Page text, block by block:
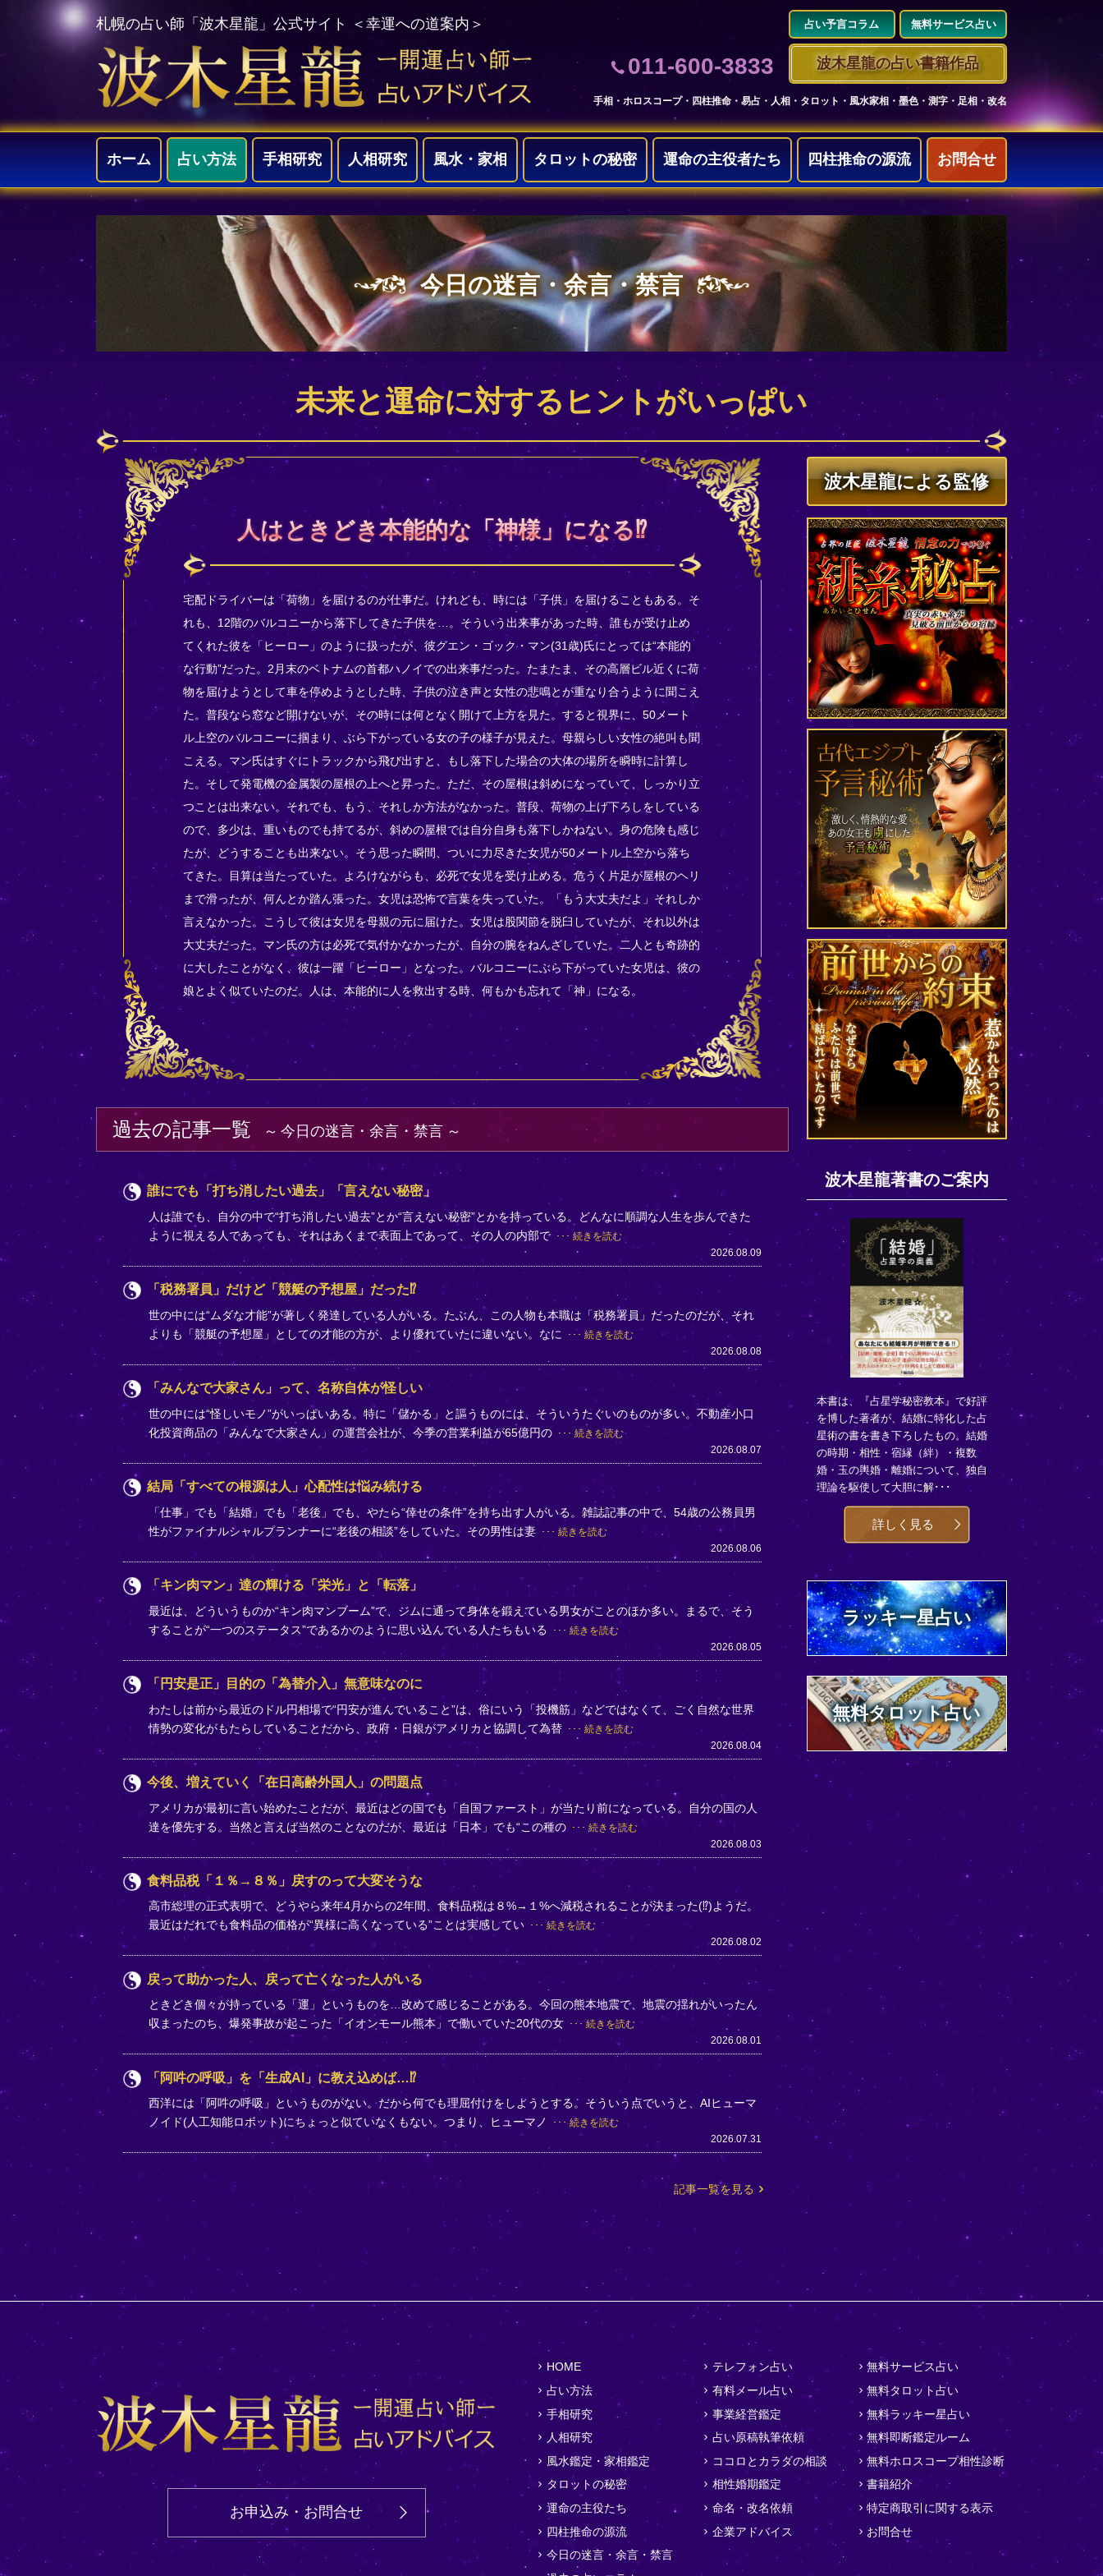
札幌の占い師「波木星龍」公式サイト ＜幸運への道案内＞
011-600-3833
占い予言コラム 無料サービス占い
波木星龍の占い書籍作品
手相・ホロスコープ・四柱推命・易占・人相・タロット・風水家相・墨色・測字・足相・改名
ホーム 占い方法 手相研究 人相研究 風水・家相 タロットの秘密 運命の主役者たち 四柱推命の源流 お問合せ
今日の迷言・余言・禁言
未来と運命に対するヒントがいっぱい
人はときどき本能的な「神様」になる⁉
宅配ドライバーは「荷物」を届けるのが仕事だ。けれども、時には「子供」を届けることもある。そ
れも、12階のバルコニーから落下してきた子供を…。そういう出来事があった時、誰もが受け止め
てくれた彼を「ヒーロー」のように扱ったが、彼グエン・ゴック・マン(31歳)氏にとっては“本能的
な行動”だった。2月末のベトナムの首都ハノイでの出来事だった。たまたま、その高層ビル近くに荷
物を届けようとして車を停めようとした時、子供の泣き声と女性の悲鳴とが重なり合うように聞こえ
た。普段なら窓など開けないが、その時には何となく開けて上方を見た。すると視界に、50メート
ル上空のバルコニーに掴まり、ぶら下がっている女の子の様子が見えた。母親らしい女性の絶叫も聞
こえる。マン氏はすぐにトラックから飛び出すと、もし落下した場合の大体の場所を瞬時に計算し
た。そして発電機の金属製の屋根の上へと昇った。ただ、その屋根は斜めになっていて、しっかり立
つことは出来ない。それでも、もう、それしか方法がなかった。普段、荷物の上げ下ろしをしている
ので、多少は、重いものでも持てるが、斜めの屋根では自分自身も落下しかねない。身の危険も感じ
たが、どうすることも出来ない。そう思った瞬間、ついに力尽きた女児が50メートル上空から落ち
てきた。目算は当たっていた。よろけながらも、必死で女児を受け止める。危うく片足が屋根のヘリ
まで滑ったが、何んとか踏ん張った。女児は恐怖で言葉を失っていた。「もう大丈夫だよ」それしか
言えなかった。こうして彼は女児を母親の元に届けた。女児は股関節を脱臼していたが、それ以外は
大丈夫だった。マン氏の方は必死で気付かなかったが、自分の腕をねんざしていた。二人とも奇跡的
に大したことがなく、彼は一躍「ヒーロー」となった。バルコニーにぶら下がっていた女児は、彼の
娘とよく似ていたのだ。人は、本能的に人を救出する時、何もかも忘れて「神」になる。
過去の記事一覧 今日の迷言・余言・禁言
誰にでも「打ち消したい過去」「言えない秘密」
人は誰でも、自分の中で“打ち消したい過去”とか“言えない秘密”とかを持っている。どんなに順調な人生を歩んできた
ように視える人であっても、それはあくまで表面上であって、その人の内部で
続きを読む
2026.08.09
「税務署員」だけど「競艇の予想屋」だった⁉
世の中には“ムダな才能”が著しく発達している人がいる。たぶん、この人物も本職は「税務署員」だったのだが、それ
よりも「競艇の予想屋」としての才能の方が、より優れていたに違いない。なに
続きを読む
2026.08.08
「みんなで大家さん」って、名称自体が怪しい
世の中には“怪しいモノ”がいっぱいある。特に「儲かる」と謳うものには、そういうたぐいのものが多い。不動産小口
化投資商品の「みんなで大家さん」の運営会社が、今季の営業利益が65億円の
続きを読む
2026.08.07
結局「すべての根源は人」心配性は悩み続ける
「仕事」でも「結婚」でも「老後」でも、やたら“倖せの条件”を持ち出す人がいる。雑誌記事の中で、54歳の公務員男
性がファイナルシャルプランナーに“老後の相談”をしていた。その男性は妻
続きを読む
2026.08.06
「キン肉マン」達の輝ける「栄光」と「転落」
最近は、どういうものか“キン肉マンブーム”で、ジムに通って身体を鍛えている男女がことのほか多い。まるで、そう
することが“一つのステータス”であるかのように思い込んでいる人たちもいる
続きを読む
2026.08.05
「円安是正」目的の「為替介入」無意味なのに
わたしは前から最近のドル円相場で“円安が進んでいること”は、俗にいう「投機筋」などではなくて、ごく自然な世界
情勢の変化がもたらしていることだから、政府・日銀がアメリカと協調して為替
続きを読む
2026.08.04
今後、増えていく「在日高齢外国人」の問題点
アメリカが最初に言い始めたことだが、最近はどの国でも「自国ファースト」が当たり前になっている。自分の国の人
達を優先する。当然と言えば当然のことなのだが、最近は「日本」でも“この種の
続きを読む
2026.08.03
食料品税「１％→８％」戻すのって大変そうな
高市総理の正式表明で、どうやら来年4月からの2年間、食料品税は８%→１%へ減税されることが決まった(⁉)ようだ。
最近はだれでも食料品の価格が“異様に高くなっている”ことは実感してい
続きを読む
2026.08.02
戻って助かった人、戻って亡くなった人がいる
ときどき個々が持っている「運」というものを…改めて感じることがある。今回の熊本地震で、地震の揺れがいったん
収まったのち、爆発事故が起こった「イオンモール熊本」で働いていた20代の女
続きを読む
2026.08.01
「阿吽の呼吸」を「生成AI」に教え込めば…⁉
西洋には「阿吽の呼吸」というものがない。だから何でも理屈付けをしようとする。そういう点でいうと、AIヒューマ
ノイド(人工知能ロボット)にちょっと似ていなくもない。つまり、ヒューマノ
続きを読む
2026.07.31
記事一覧を見る
波木星龍による監修
波木星龍著書のご案内
本書は、『占星学秘密教本』で好評
を博した著者が、結婚に特化した占
星術の書を書き下ろしたもの。結婚
の時期・相性・宿縁（絆）・複数
婚・玉の輿婚・離婚について、独自
理論を駆使して大胆に解･･･
詳しく見る
ラッキー星占い
無料タロット占い
お申込み・お問合せ
HOME
占い方法
手相研究
人相研究
風水鑑定・家相鑑定
タロットの秘密
運命の主役たち
四柱推命の源流
今日の迷言・余言・禁言
テレフォン占い
有料メール占い
事業経営鑑定
占い原稿執筆依頼
ココロとカラダの相談
相性婚期鑑定
命名・改名依頼
企業アドバイス
無料サービス占い
無料タロット占い
無料ラッキー星占い
無料即断鑑定ルーム
無料ホロスコープ相性診断
書籍紹介
特定商取引に関する表示
お問合せ